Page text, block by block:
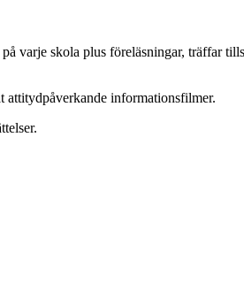
varje skola plus föreläsningar, träffar
attitydpåverkande informationsfilmer.